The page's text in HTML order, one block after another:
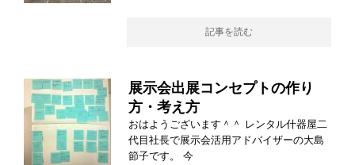
記事を読む
展示会出展コンセプトの作り
方・考え方
おはようございます＾＾ レンタル什器屋二
代目社長で展示会活用アドバイザーの大島
節子です。 今